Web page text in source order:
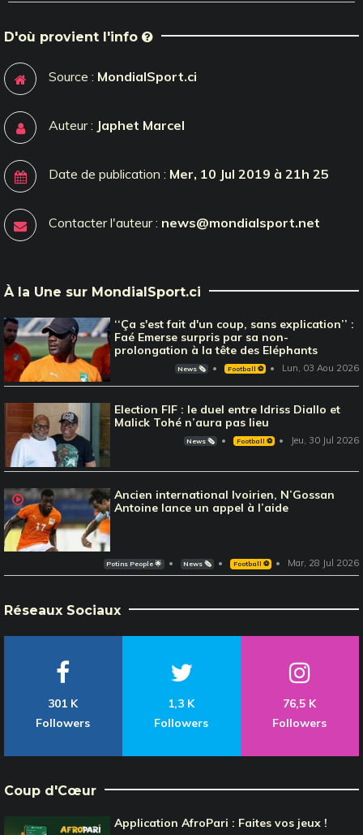
D'où provient l'info
Source : MondialSport.ci
Auteur : Japhet Marcel
Date de publication : Mer, 10 Jul 2019 à 21h 25
Contacter l'auteur : news@mondialsport.net
À la Une sur MondialSport.ci
‘‘Ça s'est fait d'un coup, sans explication’’ :
Faé Emerse surpris par sa non-
prolongation à la tête des Eléphants
News 🗞️ Football ⚽️ Lun, 03 Aou 2026
Election FIF : le duel entre Idriss Diallo et
Malick Tohé n’aura pas lieu
News 🗞️ Football ⚽️ Jeu, 30 Jul 2026
Ancien international Ivoirien, N’Gossan
Antoine lance un appel à l’aide
Potins People 🌟 News 🗞️ Football ⚽️ Mar, 28 Jul 2026
Réseaux Sociaux
301 K
Followers
1,3 K
Followers
76,5 K
Followers
Coup d'Cœur
Application AfroPari : Faites vos jeux !